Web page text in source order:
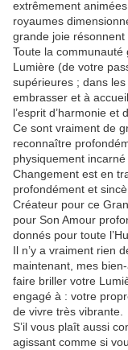
extrêmement
royaumes
grande joie résonnent
Toute la
Lumière (de votre
supérieures ; dans
embrasser et à
l’esprit d’harmonie et
Ce sont vraiment de
reconnaître
physiquement
Changement est en
profondément et
Créateur pour ce
pour Son Amour
donnés pour toute
Il n’y a vraiment rien
maintenant, mes
faire briller votre
engagé à : votre
de vivre très vibrante.
S’il vous plaît aussi
agissant comme si